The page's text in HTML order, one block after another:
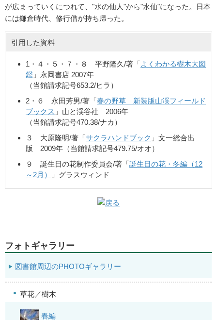
が広まっていくにつれて、"水の仙人"から"水仙"になった。日本
には鎌倉時代、修行僧が持ち帰った。
引用した資料
1・４・５・７・８ 平野隆久/著「よくわかる樹木大図
鑑 」永岡書店 2007年
（当館請求記号653.2/ヒラ）
2・６ 永田芳男/著「春の野草 新装版山渓フィールド
ブックス 」山と渓谷社 2006年
（当館請求記号470.38/ナカ）
３ 大原隆明/著「サクラハンドブック 」文一総合出
版 2009年（当館請求記号479.75/オオ）
９ 誕生日の花制作委員会/著「誕生日の花・冬編（12
～2月）
」グラスウィンド
フォトギャラリー
図書館周辺のPHOTOギャラリー
草花／樹木
春編